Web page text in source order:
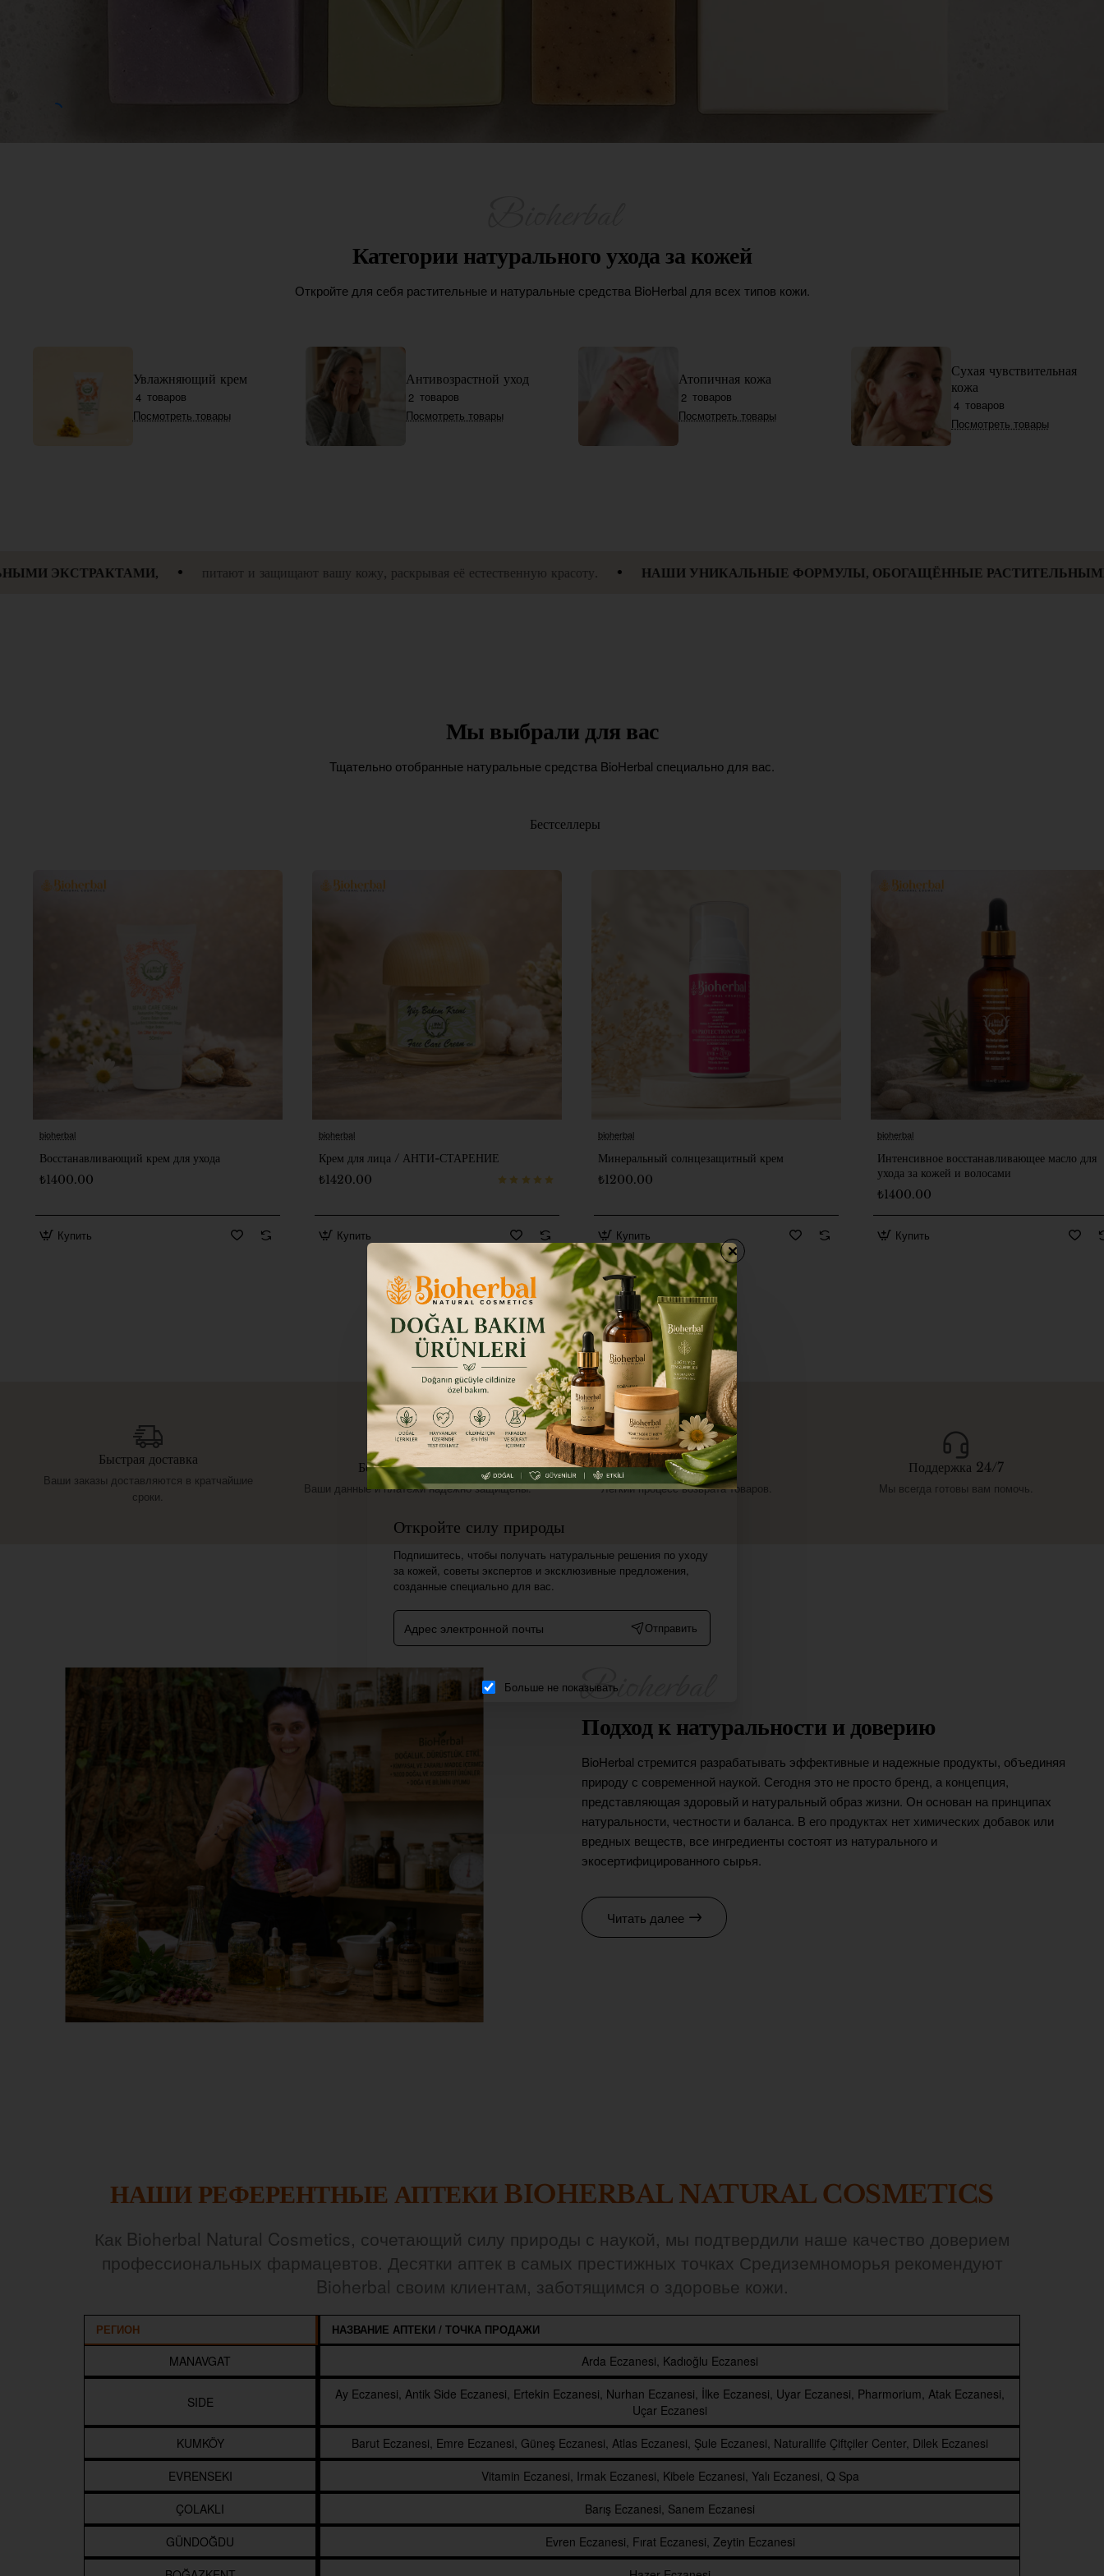
Откройте силу природы
Подпишитесь, чтобы получать натуральные решения по уходу
за кожей, советы экспертов и эксклюзивные предложения,
созданные специально для вас.
Адрес
электронной
почты
Отправить
Больше не показывать
Категории натурального ухода за кожей
Откройте для себя растительные и натуральные средства BioHerbal для всех типов кожи.
Увлажняющий крем
4 товаров
Посмотреть товары
Антивозрастной уход
2 товаров
Посмотреть товары
Атопичная кожа
2 товаров
Посмотреть товары
Сухая чувствительная
кожа
4 товаров
Посмотреть товары
питают и защищают вашу кожу, раскрывая её естественную красоту. НАШИ УНИКАЛЬНЫЕ ФОРМУЛЫ, ОБОГАЩЁННЫЕ РАСТИТЕЛЬНЫМИ ЭКСТРАКТАМИ,
Мы выбрали для вас
Тщательно отобранные натуральные средства BioHerbal специально для вас.
Бестселлеры
bioherbal
Восстанавливающий крем для ухода
₺1400.00
Купить
bioherbal
Крем для лица / АНТИ-СТАРЕНИЕ
₺1420.00
Купить
bioherbal
Минеральный солнцезащитный крем
₺1200.00
Купить
bioherbal
Интенсивное восстанавливающее масло для
ухода за кожей и волосами
₺1400.00
Купить
Быстрая доставка
Ваши заказы доставляются в кратчайшие
сроки.
Безопасные покупки
Ваши данные и платежи надежно защищены.
Простая возврат
Легкий процесс возврата товаров.
Поддержка 24/7
Мы всегда готовы вам помочь.
Подход к натуральности и доверию
BioHerbal стремится разрабатывать эффективные и надежные продукты, объединяя
природу с современной наукой. Сегодня это не просто бренд, а концепция,
представляющая здоровый и натуральный образ жизни. Он основан на принципах
натуральности, честности и баланса. В его продуктах нет химических добавок или
вредных веществ, все ингредиенты состоят из натурального и
экосертифицированного сырья.
Читать далее
НАШИ РЕФЕРЕНТНЫЕ АПТЕКИ BIOHERBAL NATURAL COSMETICS
Как Bioherbal Natural Cosmetics, сочетающий силу природы с наукой, мы подтвердили наше качество доверием
профессиональных фармацевтов. Десятки аптек в самых престижных точках Средиземноморья рекомендуют
Bioherbal своим клиентам, заботящимся о здоровье кожи.
РЕГИОН НАЗВАНИЕ АПТЕКИ / ТОЧКА ПРОДАЖИ
MANAVGAT Arda Eczanesi, Kadıoğlu Eczanesi
SIDE
Ay Eczanesi, Antik Side Eczanesi, Ertekin Eczanesi, Nurhan Eczanesi, İlke Eczanesi, Uyar Eczanesi, Pharmorium, Atak Eczanesi,
Uçar Eczanesi
KUMKÖY
Barut Eczanesi, Emre Eczanesi, Güneş Eczanesi, Atlas Eczanesi, Şule Eczanesi, Naturallife Çiftçiler Center, Dilek Eczanesi
EVRENSEKI
Vitamin Eczanesi, Irmak Eczanesi, Kibele Eczanesi, Yalı Eczanesi, Q Spa
ÇOLAKLI
Barış Eczanesi, Sanem Eczanesi
GÜNDOĞDU
Evren Eczanesi, Fırat Eczanesi, Zeytin Eczanesi